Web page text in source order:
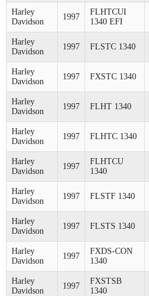
Harley
Davidson
1997
FLHTCUI
1340 EFI
Harley
Davidson
1997 FLSTC 1340
Harley
Davidson
1997 FXSTC 1340
Harley
Davidson
1997 FLHT 1340
Harley
Davidson
1997 FLHTC 1340
Harley
Davidson
1997
FLHTCU
1340
Harley
Davidson
1997 FLSTF 1340
Harley
Davidson
1997 FLSTS 1340
Harley
Davidson
1997
FXDS-CON
1340
Harley
Davidson
1997
FXSTSB
1340